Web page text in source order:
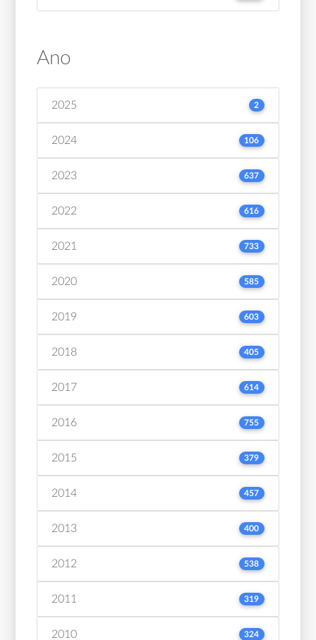
Ano
2025 2
2024 106
2023 637
2022 616
2021 733
2020 585
2019 603
2018 405
2017 614
2016 755
2015 379
2014 457
2013 400
2012 538
2011 319
2010 324